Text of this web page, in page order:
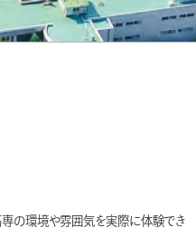
の環境や雰囲気を実際に体験でき